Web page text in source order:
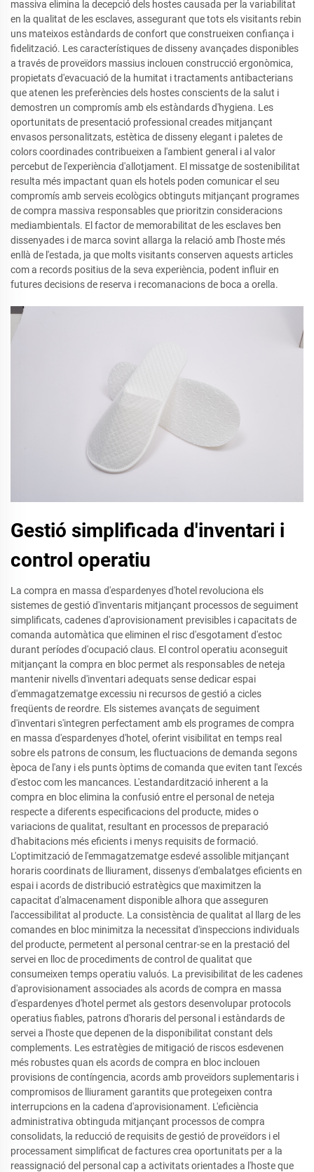
massiva elimina la decepció dels hostes causada per la variabilitat
en la qualitat de les esclaves, assegurant que tots els visitants rebin
uns mateixos estàndards de confort que construeixen confiança i
fidelització. Les característiques de disseny avançades disponibles
a través de proveïdors massius inclouen construcció ergonòmica,
propietats d'evacuació de la humitat i tractaments antibacterians
que atenen les preferències dels hostes conscients de la salut i
demostren un compromís amb els estàndards d'hygiena. Les
oportunitats de presentació professional creades mitjançant
envasos personalitzats, estètica de disseny elegant i paletes de
colors coordinades contribueixen a l'ambient general i al valor
percebut de l'experiència d'allotjament. El missatge de sostenibilitat
resulta més impactant quan els hotels poden comunicar el seu
compromís amb serveis ecològics obtinguts mitjançant programes
de compra massiva responsables que prioritzin consideracions
mediambientals. El factor de memorabilitat de les esclaves ben
dissenyades i de marca sovint allarga la relació amb l'hoste més
enllà de l'estada, ja que molts visitants conserven aquests articles
com a records positius de la seva experiència, podent influir en
futures decisions de reserva i recomanacions de boca a orella.
Gestió simplificada d'inventari i
control operatiu
La compra en massa d'espardenyes d'hotel revoluciona els
sistemes de gestió d'inventaris mitjançant processos de seguiment
simplificats, cadenes d'aprovisionament previsibles i capacitats de
comanda automàtica que eliminen el risc d'esgotament d'estoc
durant períodes d'ocupació claus. El control operatiu aconseguit
mitjançant la compra en bloc permet als responsables de neteja
mantenir nivells d'inventari adequats sense dedicar espai
d'emmagatzematge excessiu ni recursos de gestió a cicles
freqüents de reordre. Els sistemes avançats de seguiment
d'inventari s'integren perfectament amb els programes de compra
en massa d'espardenyes d'hotel, oferint visibilitat en temps real
sobre els patrons de consum, les fluctuacions de demanda segons
època de l'any i els punts òptims de comanda que eviten tant l'excés
d'estoc com les mancances. L'estandardització inherent a la
compra en bloc elimina la confusió entre el personal de neteja
respecte a diferents especificacions del producte, mides o
variacions de qualitat, resultant en processos de preparació
d'habitacions més eficients i menys requisits de formació.
L'optimització de l'emmagatzematge esdevé assolible mitjançant
horaris coordinats de lliurament, dissenys d'embalatges eficients en
espai i acords de distribució estratègics que maximitzen la
capacitat d'almacenament disponible alhora que asseguren
l'accessibilitat al producte. La consistència de qualitat al llarg de les
comandes en bloc minimitza la necessitat d'inspeccions individuals
del producte, permetent al personal centrar-se en la prestació del
servei en lloc de procediments de control de qualitat que
consumeixen temps operatiu valuós. La previsibilitat de les cadenes
d'aprovisionament associades als acords de compra en massa
d'espardenyes d'hotel permet als gestors desenvolupar protocols
operatius fiables, patrons d'horaris del personal i estàndards de
servei a l'hoste que depenen de la disponibilitat constant dels
complements. Les estratègies de mitigació de riscos esdevenen
més robustes quan els acords de compra en bloc inclouen
provisions de contíngencia, acords amb proveïdors suplementaris i
compromisos de lliurament garantits que protegeixen contra
interrupcions en la cadena d'aprovisionament. L'eficiència
administrativa obtinguda mitjançant processos de compra
consolidats, la reducció de requisits de gestió de proveïdors i el
processament simplificat de factures crea oportunitats per a la
reassignació del personal cap a activitats orientades a l'hoste que